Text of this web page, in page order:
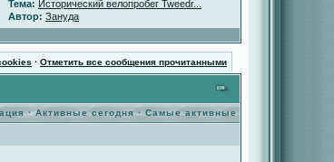
Тема: Исторический велопробег Tweedr...
Автор: Зануда
· Отметить все сообщения прочитанными
·Активные сегодня · Самые активные